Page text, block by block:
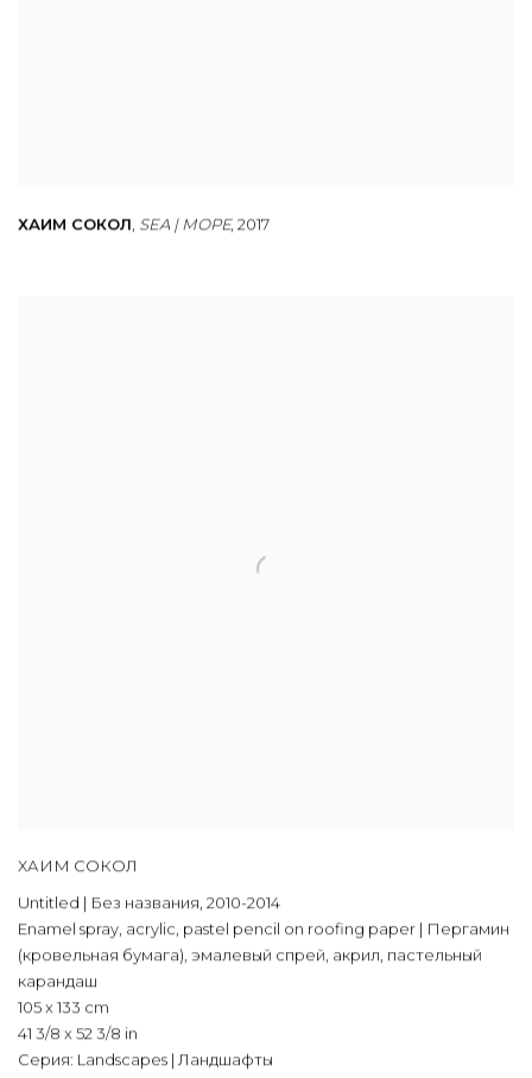
ХАИМ СОКОЛ, SEA | МОРЕ, 2017
ХАИМ СОКОЛ
Untitled | Без названия, 2010-2014
Enamel spray, acrylic, pastel pencil on roofing paper | Пергамин
(кровельная бумага), эмалевый спрей, акрил, пастельный
карандаш
105 x 133 cm
41 3/8 x 52 3/8 in
Серия: Landscapes | Ландшафты